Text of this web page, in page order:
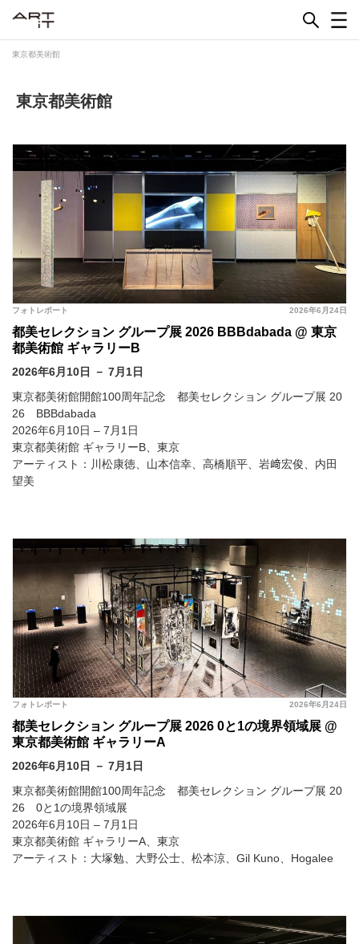
東京都美術館
東京都美術館
2026年6月24日
フォトレポート
都美セレクション グループ展 2026 BBBdabada @ 東京
都美術館 ギャラリーB
2026年6月10日 － 7月1日
東京都美術館開館100周年記念 都美セレクション グループ展 20
26 BBBdabada
2026年6月10日 – 7月1日
東京都美術館 ギャラリーB、東京
アーティスト：川松康徳、山本信幸、高橋順平、岩﨑宏俊、内田
望美
2026年6月24日
フォトレポート
都美セレクション グループ展 2026 0と1の境界領域展 @
東京都美術館 ギャラリーA
2026年6月10日 － 7月1日
東京都美術館開館100周年記念 都美セレクション グループ展 20
26 0と1の境界領域展
2026年6月10日 – 7月1日
東京都美術館 ギャラリーA、東京
アーティスト：大塚勉、大野公士、松本涼、Gil Kuno、Hogalee